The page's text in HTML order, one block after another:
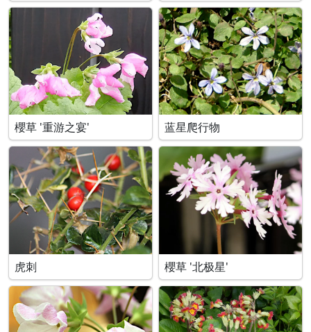
櫻草 '重游之宴' 蓝星爬行物
虎刺 櫻草 '北极星'